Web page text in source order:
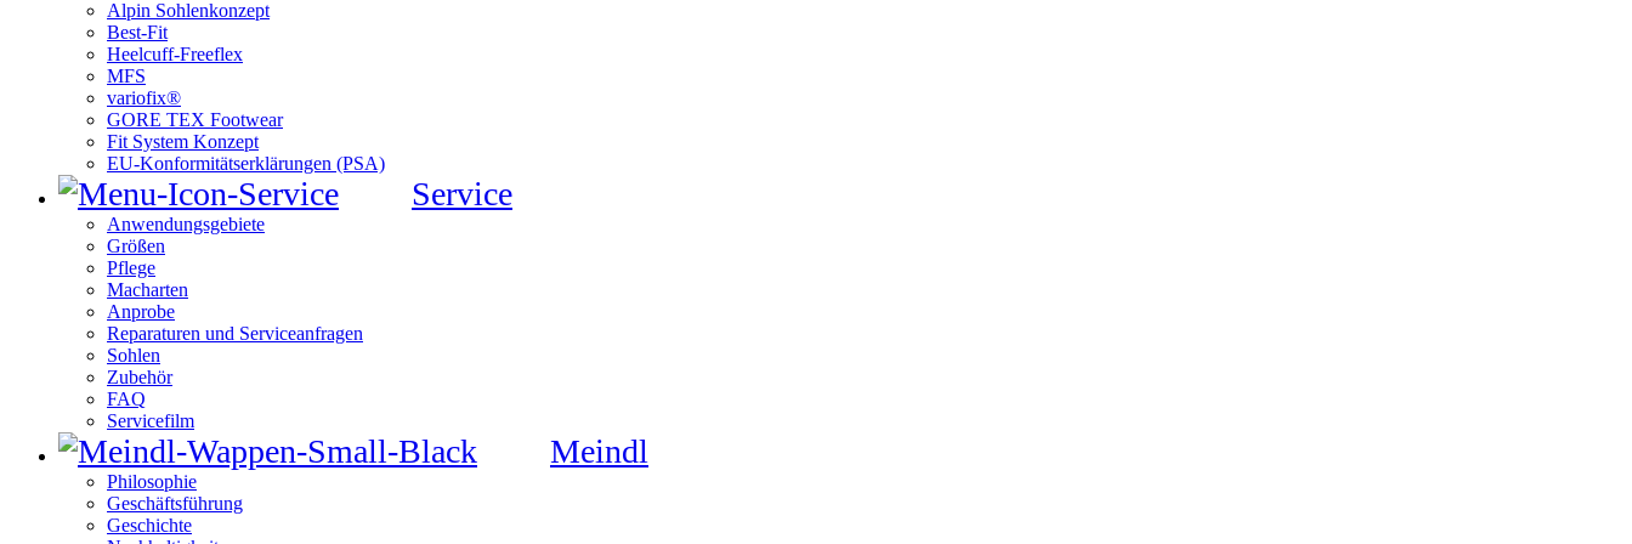
Alpin Sohlenkonzept
Best-Fit
Heelcuff-Freeflex
MFS
variofix®
GORE TEX Footwear
Fit System Konzept
EU-Konformitätserklärungen (PSA)
Service
Anwendungsgebiete
Größen
Pflege
Macharten
Anprobe
Reparaturen und Serviceanfragen
Sohlen
Zubehör
FAQ
Servicefilm
Meindl
Philosophie
Geschäftsführung
Geschichte